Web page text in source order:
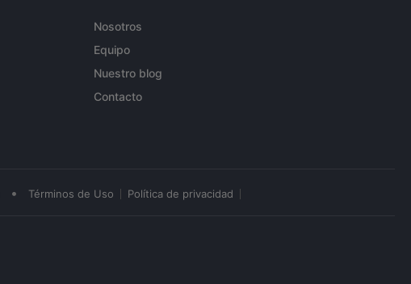
Nosotros
Equipo
Nuestro blog
Contacto
• Términos de Uso Política de privacidad